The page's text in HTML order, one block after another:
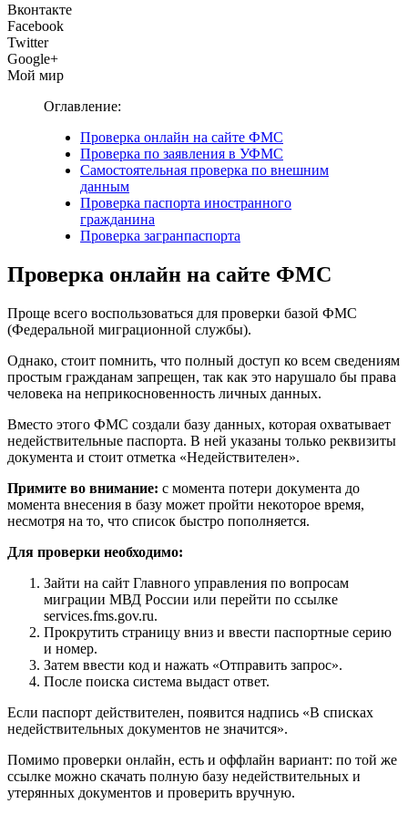
Вконтакте
Facebook
Twitter
Google+
Мой мир
Оглавление:
Проверка онлайн на сайте ФМС
Проверка по заявления в УФМС
Самостоятельная проверка по внешним
данным
Проверка паспорта иностранного
гражданина
Проверка загранпаспорта
Проверка онлайн на сайте ФМС
Проще всего воспользоваться для проверки базой ФМС
(Федеральной миграционной службы).
Однако, стоит помнить, что полный доступ ко всем сведениям
простым гражданам запрещен, так как это нарушало бы права
человека на неприкосновенность личных данных.
Вместо этого ФМС создали базу данных, которая охватывает
недействительные паспорта. В ней указаны только реквизиты
документа и стоит отметка «Недействителен».
Примите во внимание: с момента потери документа до
момента внесения в базу может пройти некоторое время,
несмотря на то, что список быстро пополняется.
Для проверки необходимо:
Зайти на сайт Главного управления по вопросам
миграции МВД России или перейти по ссылке
services.fms.gov.ru.
Прокрутить страницу вниз и ввести паспортные серию
и номер.
Затем ввести код и нажать «Отправить запрос».
После поиска система выдаст ответ.
Если паспорт действителен, появится надпись «В списках
недействительных документов не значится».
Помимо проверки онлайн, есть и оффлайн вариант: по той же
ссылке можно скачать полную базу недействительных и
утерянных документов и проверить вручную.